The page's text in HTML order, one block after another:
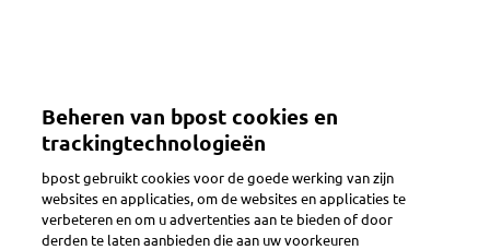
Beheren van bpost cookies en
trackingtechnologieën
bpost gebruikt cookies voor de goede werking van zijn
websites en applicaties, om de websites en applicaties te
verbeteren en om u advertenties aan te bieden of door
derden te laten aanbieden die aan uw voorkeuren